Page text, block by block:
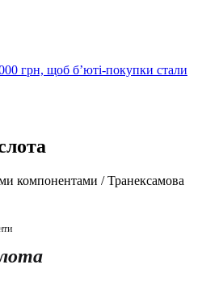
грн, щоб б’юті-покупки стали
компонентами / Транексамова